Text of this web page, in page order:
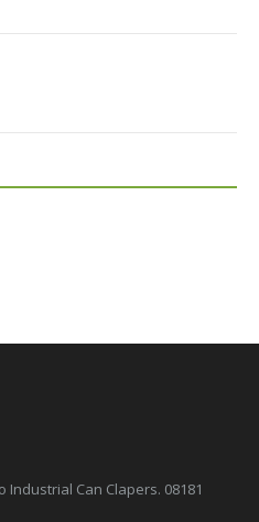
Industrial Can Clapers. 08181